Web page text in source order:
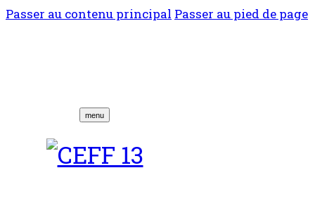
Passer au contenu principal Passer au pied de page
menu